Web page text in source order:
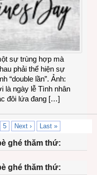
sự trùng hợp mà
phải thể hiện sự
“double lần”. Ảnh:
là ngày lễ Tình nhân
đôi lứa đang […]
5 Next › Last »
ghé thăm thứ:
ghé thăm thứ: